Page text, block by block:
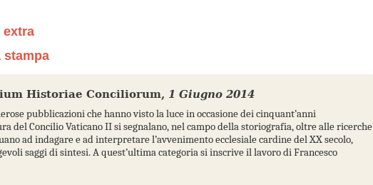
extra
stampa
Historiae Conciliorum, 1 Giugno 2014
pubblicazioni che hanno visto la luce in occasione dei cinquant’anni
del Concilio Vaticano II si segnalano, nel campo della storiografia, oltre alle ricerche
ad indagare e ad interpretare l’avvenimento ecclesiale cardine del XX secolo,
saggi di sintesi. A quest’ultima categoria si inscrive il lavoro di Francesco